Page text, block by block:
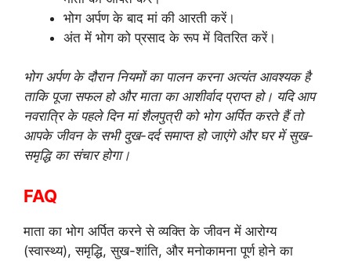
भोग अर्पण के बाद मां की आरती करें।
अंत में भोग को प्रसाद के रूप में वितरित करें।
भोग अर्पण के दौरान नियमों का पालन करना अत्यंत आवश्यक है
ताकि पूजा सफल हो और माता का आशीर्वाद प्राप्त हो। यदि आप
नवरात्रि के पहले दिन मां शैलपुत्री को भोग अर्पित करते हैं तो
आपके जीवन के सभी दुख-दर्द समाप्त हो जाएंगे और घर में सुख-
समृद्धि का संचार होगा।
FAQ
माता का भोग अर्पित करने से व्यक्ति के जीवन में आरोग्य
(स्वास्थ्य), समृद्धि, सुख-शांति, और मनोकामना पूर्ण होने का